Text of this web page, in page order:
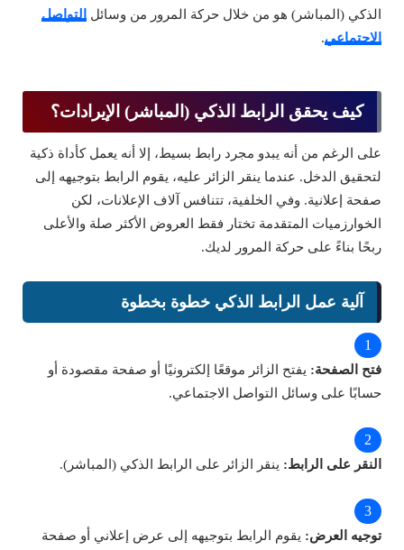
الذكي (المباشر) هو من خلال حركة المرور من وسائل التواصل
الاجتماعي.
كيف يحقق الرابط الذكي (المباشر) الإيرادات؟
على الرغم من أنه يبدو مجرد رابط بسيط، إلا أنه يعمل كأداة ذكية
لتحقيق الدخل. عندما ينقر الزائر عليه، يقوم الرابط بتوجيهه إلى
صفحة إعلانية. وفي الخلفية، تتنافس آلاف الإعلانات، لكن
الخوارزميات المتقدمة تختار فقط العروض الأكثر صلة والأعلى
ربحًا بناءً على حركة المرور لديك.
آلية عمل الرابط الذكي خطوة بخطوة
فتح الصفحة: يفتح الزائر موقعًا إلكترونيًا أو صفحة مقصودة أو
حسابًا على وسائل التواصل الاجتماعي.
النقر على الرابط: ينقر الزائر على الرابط الذكي (المباشر).
توجيه العرض: يقوم الرابط بتوجيهه إلى عرض إعلاني أو صفحة